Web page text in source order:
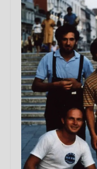
Chi sono
FAQ
Contatti